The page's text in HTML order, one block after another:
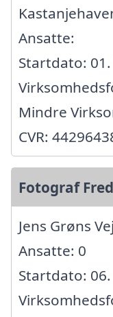
Ansatte:
Startdato:
Mindre
CVR:
Fotograf
Jens Grøns
Ansatte: 0
Startdato: